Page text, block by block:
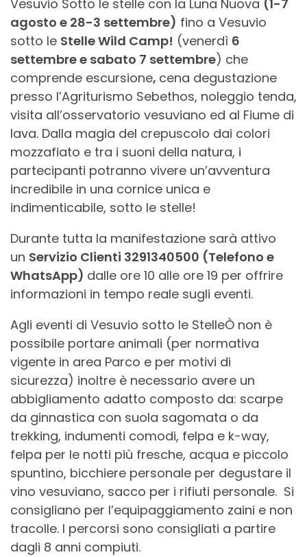
Vesuvio Sotto le stelle con la Luna Nuova (1-7
agosto e 28-3 settembre) fino a Vesuvio
sotto le Stelle Wild Camp! (venerdì 6
settembre e sabato 7 settembre) che
comprende escursione, cena degustazione
presso l’Agriturismo Sebethos, noleggio tenda,
visita all’osservatorio vesuviano ed al Fiume di
lava. Dalla magia del crepuscolo dai colori
mozzafiato e tra i suoni della natura, i
partecipanti potranno vivere un’avventura
incredibile in una cornice unica e
indimenticabile, sotto le stelle!
Durante tutta la manifestazione sarà attivo
un Servizio Clienti 3291340500 (Telefono e
WhatsApp) dalle ore 10 alle ore 19 per offrire
informazioni in tempo reale sugli eventi.
Agli eventi di Vesuvio sotto le StelleÒ non è
possibile portare animali (per normativa
vigente in area Parco e per motivi di
sicurezza) inoltre è necessario avere un
abbigliamento adatto composto da: scarpe
da ginnastica con suola sagomata o da
trekking, indumenti comodi, felpa e k-way,
felpa per le notti più fresche, acqua e piccolo
spuntino, bicchiere personale per degustare il
vino vesuviano, sacco per i rifiuti personale. Si
consigliano per l’equipaggiamento zaini e non
tracolle. I percorsi sono consigliati a partire
dagli 8 anni compiuti.